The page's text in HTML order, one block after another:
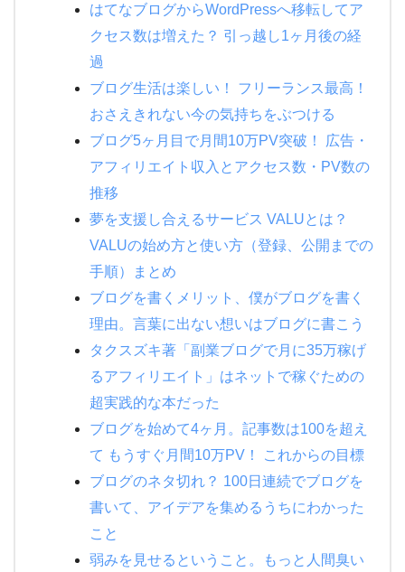
はてなブログからWordPressへ移転してア
クセス数は増えた？ 引っ越し1ヶ月後の経
過
ブログ生活は楽しい！ フリーランス最高！
おさえきれない今の気持ちをぶつける
ブログ5ヶ月目で月間10万PV突破！ 広告・
アフィリエイト収入とアクセス数・PV数の
推移
夢を支援し合えるサービス VALUとは？
VALUの始め方と使い方（登録、公開までの
手順）まとめ
ブログを書くメリット、僕がブログを書く
理由。言葉に出ない想いはブログに書こう
タクスズキ著「副業ブログで月に35万稼げ
るアフィリエイト」はネットで稼ぐための
超実践的な本だった
ブログを始めて4ヶ月。記事数は100を超え
て もうすぐ月間10万PV！ これからの目標
ブログのネタ切れ？ 100日連続でブログを
書いて、アイデアを集めるうちにわかった
こと
弱みを見せるということ。もっと人間臭い